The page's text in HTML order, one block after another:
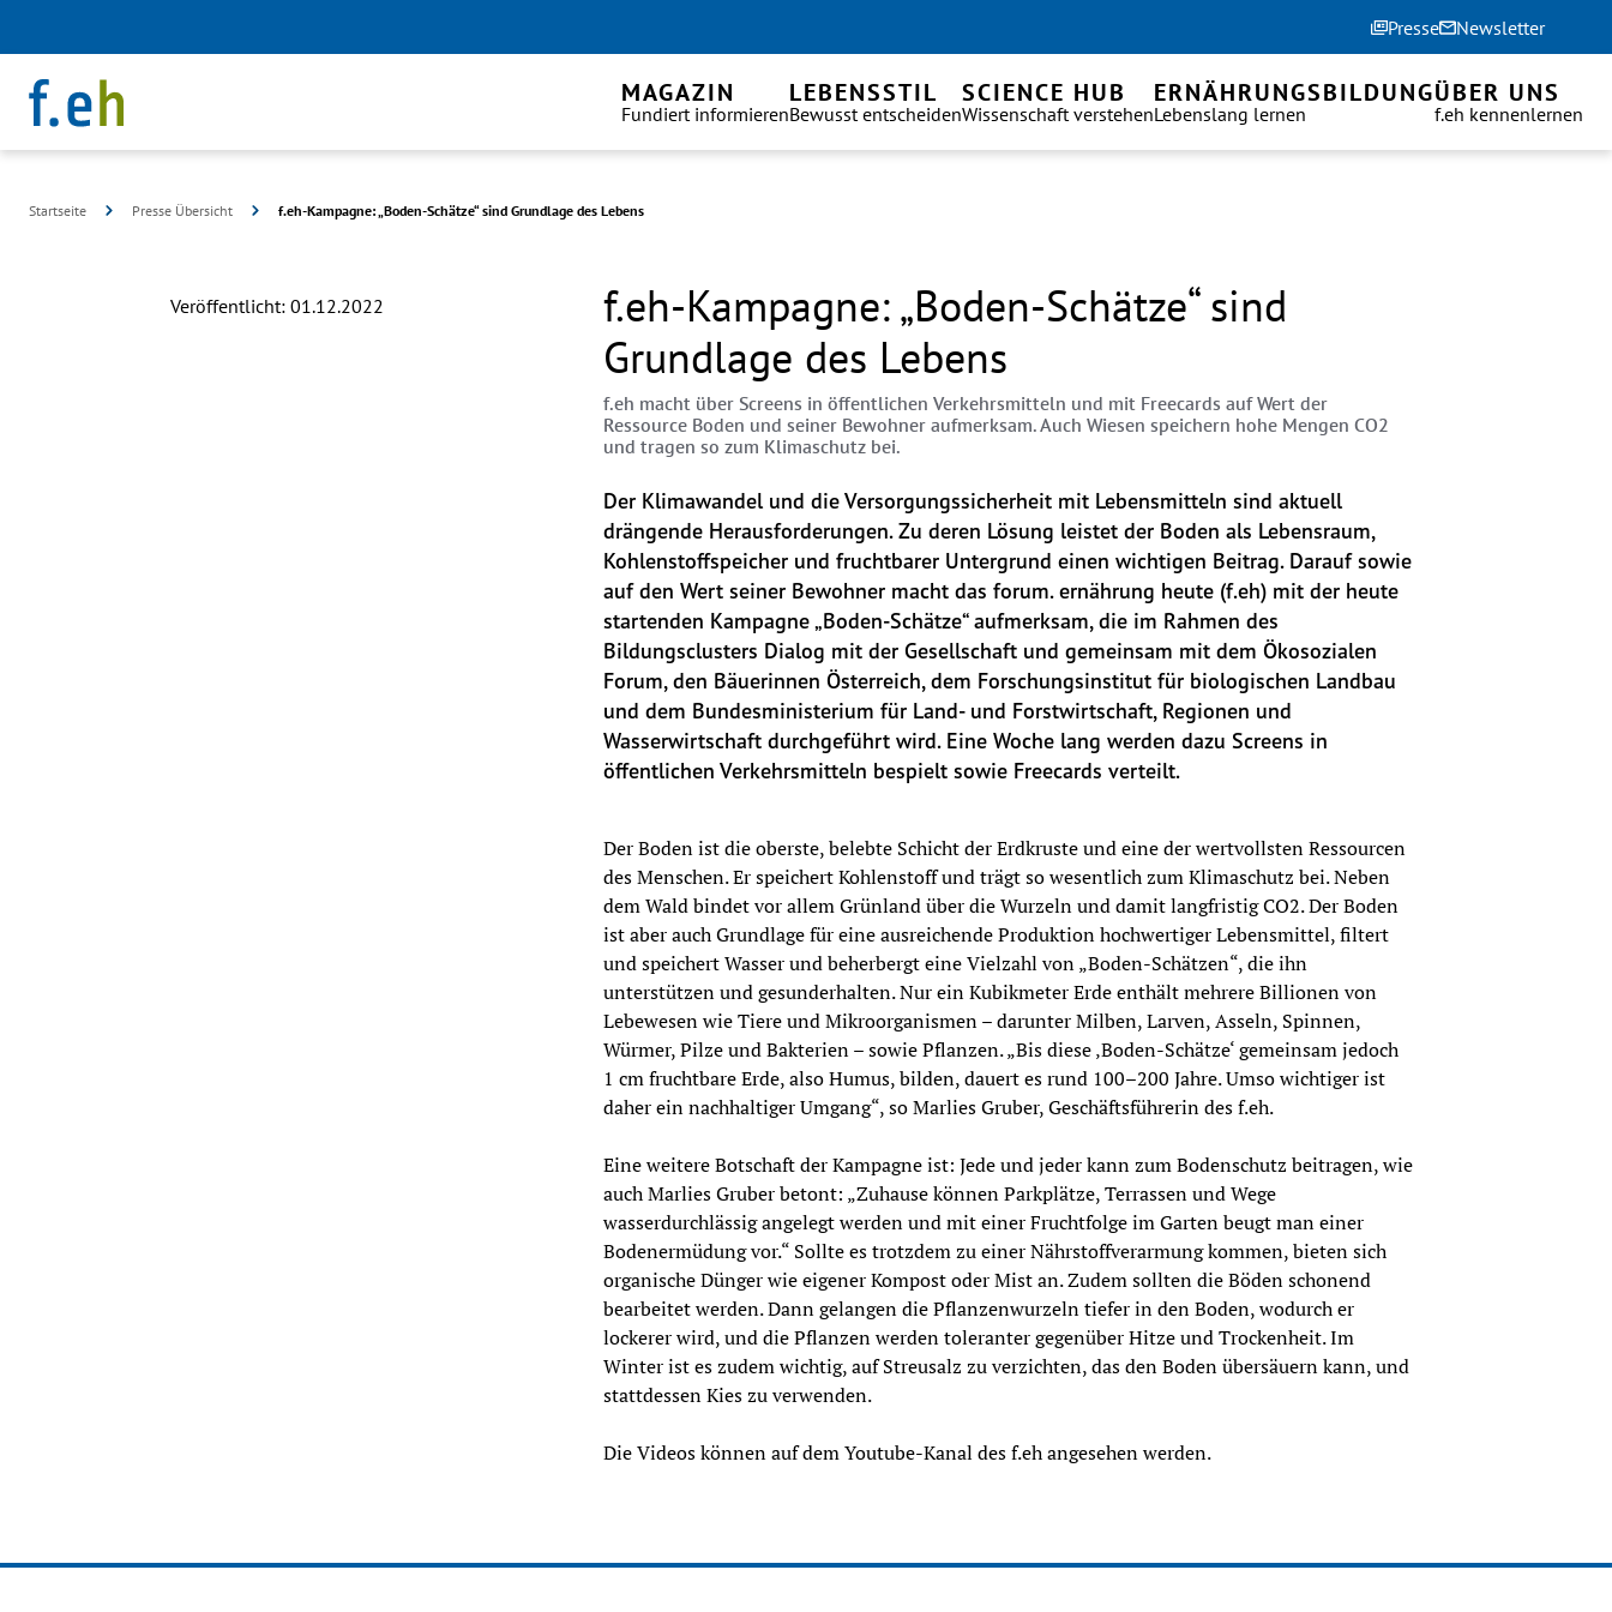
Presse Newsletter
MAGAZIN
Fundiert informieren
LEBENSSTIL
Bewusst entscheiden
SCIENCE HUB
Wissenschaft verstehen
ERNÄHRUNGSBILDUNG
Lebenslang lernen
ÜBER UNS
f.eh kennenlernen
Startseite Presse Übersicht f.eh-Kampagne: „Boden-Schätze“ sind Grundlage des Lebens
Veröffentlicht: 01.12.2022
f.eh-Kampagne: „Boden-Schätze“ sind
Grundlage des Lebens
f.eh macht über Screens in öffentlichen Verkehrsmitteln und mit Freecards auf Wert der
Ressource Boden und seiner Bewohner aufmerksam. Auch Wiesen speichern hohe Mengen CO2
und tragen so zum Klimaschutz bei.
Der Klimawandel und die Versorgungssicherheit mit Lebensmitteln sind aktuell
drängende Herausforderungen. Zu deren Lösung leistet der Boden als Lebensraum,
Kohlenstoffspeicher und fruchtbarer Untergrund einen wichtigen Beitrag. Darauf sowie
auf den Wert seiner Bewohner macht das forum. ernährung heute (f.eh) mit der heute
startenden Kampagne „Boden-Schätze“ aufmerksam, die im Rahmen des
Bildungsclusters Dialog mit der Gesellschaft und gemeinsam mit dem Ökosozialen
Forum, den Bäuerinnen Österreich, dem Forschungsinstitut für biologischen Landbau
und dem Bundesministerium für Land- und Forstwirtschaft, Regionen und
Wasserwirtschaft durchgeführt wird. Eine Woche lang werden dazu Screens in
öffentlichen Verkehrsmitteln bespielt sowie Freecards verteilt.
Der Boden ist die oberste, belebte Schicht der Erdkruste und eine der wertvollsten Ressourcen
des Menschen. Er speichert Kohlenstoff und trägt so wesentlich zum Klimaschutz bei. Neben
dem Wald bindet vor allem Grünland über die Wurzeln und damit langfristig CO2. Der Boden
ist aber auch Grundlage für eine ausreichende Produktion hochwertiger Lebensmittel, filtert
und speichert Wasser und beherbergt eine Vielzahl von „Boden-Schätzen“, die ihn
unterstützen und gesunderhalten. Nur ein Kubikmeter Erde enthält mehrere Billionen von
Lebewesen wie Tiere und Mikroorganismen – darunter Milben, Larven, Asseln, Spinnen,
Würmer, Pilze und Bakterien – sowie Pflanzen. „Bis diese ‚Boden-Schätze‘ gemeinsam jedoch
1 cm fruchtbare Erde, also Humus, bilden, dauert es rund 100–200 Jahre. Umso wichtiger ist
daher ein nachhaltiger Umgang“, so Marlies Gruber, Geschäftsführerin des f.eh.
Eine weitere Botschaft der Kampagne ist: Jede und jeder kann zum Bodenschutz beitragen, wie
auch Marlies Gruber betont: „Zuhause können Parkplätze, Terrassen und Wege
wasserdurchlässig angelegt werden und mit einer Fruchtfolge im Garten beugt man einer
Bodenermüdung vor.“ Sollte es trotzdem zu einer Nährstoffverarmung kommen, bieten sich
organische Dünger wie eigener Kompost oder Mist an. Zudem sollten die Böden schonend
bearbeitet werden. Dann gelangen die Pflanzenwurzeln tiefer in den Boden, wodurch er
lockerer wird, und die Pflanzen werden toleranter gegenüber Hitze und Trockenheit. Im
Winter ist es zudem wichtig, auf Streusalz zu verzichten, das den Boden übersäuern kann, und
stattdessen Kies zu verwenden.
Die Videos können auf dem Youtube-Kanal des f.eh angesehen werden.